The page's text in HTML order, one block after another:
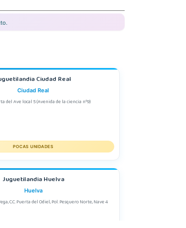
Ciudad Real
Ciudad Real
del Ave local 5 (Avenida de la ciencia nº9)
POCAS UNIDADES
Juguetilandia Huelva
Huelva
C.C. Puerta del Odiel, Pol. Pesquero Norte, Nave 4